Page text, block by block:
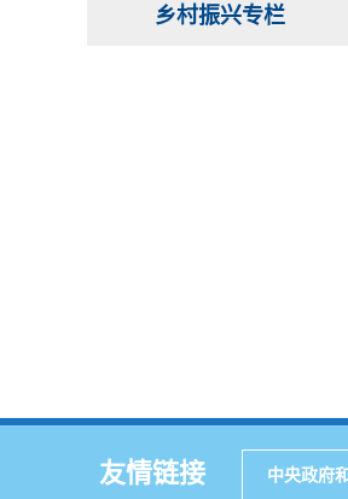
乡村振兴专栏
友情链接 中央政府